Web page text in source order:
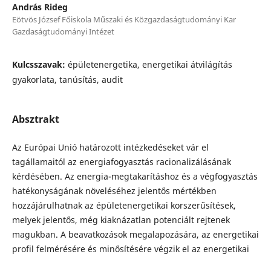
András Rideg
Eötvös József Főiskola Műszaki és Közgazdaságtudományi Kar
Gazdaságtudományi Intézet
Kulcsszavak: épületenergetika, energetikai átvilágítás
gyakorlata, tanúsítás, audit
Absztrakt
Az Európai Unió határozott intézkedéseket vár el
tagállamaitól az energiafogyasztás racionalizálásá­nak
kérdésében. Az energia-megtakarításhoz és a végfogyasztás
hatékonysá­gának növeléséhez jelentős mértékben
hozzájárulhatnak az épületenergetikai korszerűsítések,
melyek jelentős, még kiaknázatlan potenciált rejtenek
magukban. A beavatkozások megalapozására, az energetikai
profil felmérésére és minő­sítésére végzik el az energetikai